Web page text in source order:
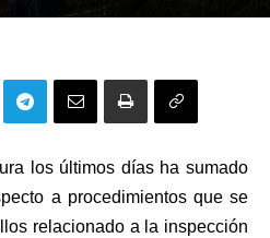
los últimos días ha sumado
a procedimientos que se
relacionado a la inspección